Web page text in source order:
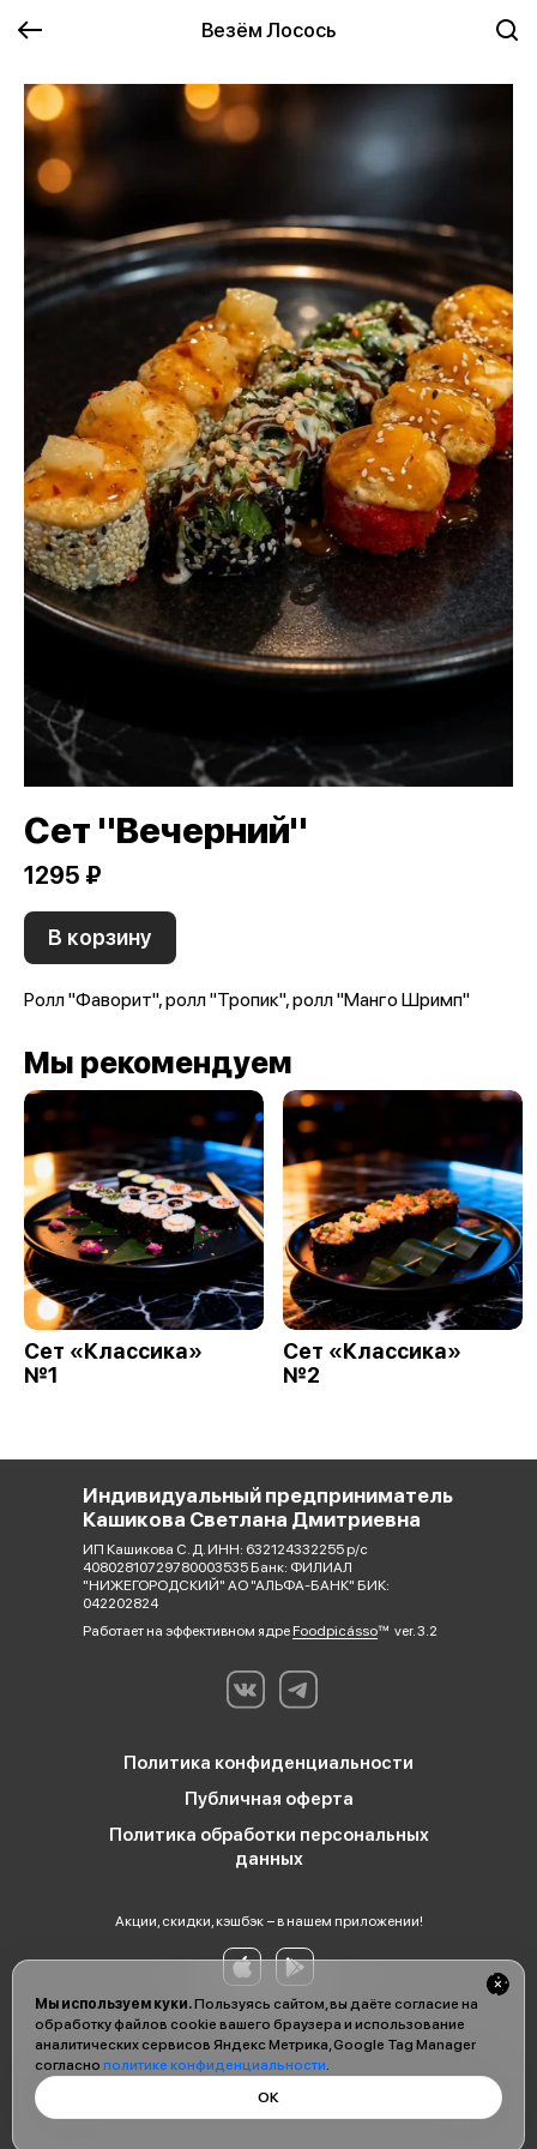
Везём Лосось
Мы используем куки.Пользуясь сайтом, вы даёте согласие на
обработку файлов cookie вашего браузера и использование
аналитических сервисов Яндекс Метрика, Google Tag Manager
согласно политике конфиденциальности.
ОК
Сет "Вечерний"
1295 ₽
В корзину
Ролл "Фаворит", ролл "Тропик", ролл "Манго Шримп"
Мы рекомендуем
Сет «Классика»
№1
Сет «Классика»
№2
Индивидуальный предприниматель
Кашикова Светлана Дмитриевна
ИП Кашикова С. Д. ИНН: 632124332255 р/с
40802810729780003535 Банк: ФИЛИАЛ
"НИЖЕГОРОДСКИЙ" АО "АЛЬФА-БАНК" БИК:
042202824
Работает на эффективном ядре Foodpicássover. 3.2
Политика конфиденциальности
Публичная оферта
Политика обработки персональных
данных
Акции, скидки, кэшбэк − в нашем приложении!